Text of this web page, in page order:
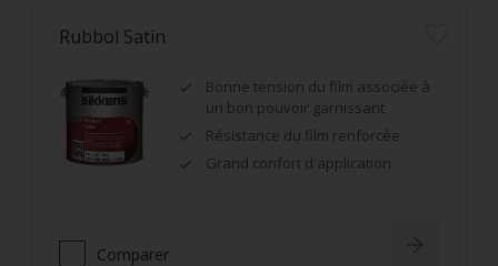
Rubbol Satin
Bonne tension du film associée à
un bon pouvoir garnissant
Résistance du film renforcée
Grand confort d'application
Comparer